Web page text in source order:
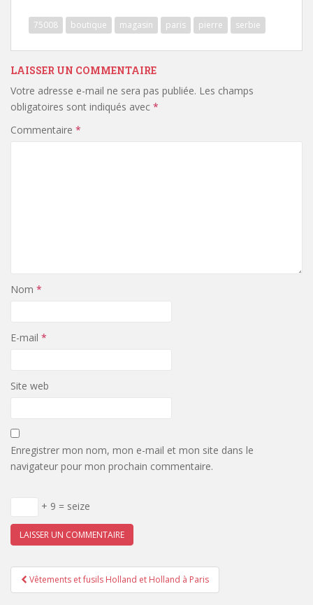
75008 boutique magasin paris pierre serbie
LAISSER UN COMMENTAIRE
Votre adresse e-mail ne sera pas publiée. Les champs
obligatoires sont indiqués avec *
Commentaire *
Nom *
E-mail *
Site web
Enregistrer mon nom, mon e-mail et mon site dans le
navigateur pour mon prochain commentaire.
+ 9 = seize
Pagination
d'article
Vêtements et fusils Holland et Holland à Paris